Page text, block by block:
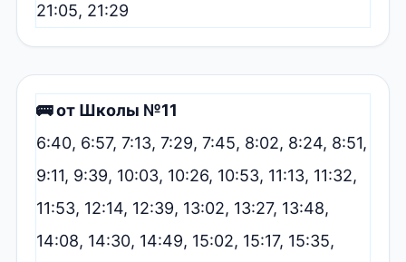
21:05, 21:29
🚌 от Школы №11
6:40, 6:57, 7:13, 7:29, 7:45, 8:02, 8:24, 8:51,
9:11, 9:39, 10:03, 10:26, 10:53, 11:13, 11:32,
11:53, 12:14, 12:39, 13:02, 13:27, 13:48,
14:08, 14:30, 14:49, 15:02, 15:17, 15:35,